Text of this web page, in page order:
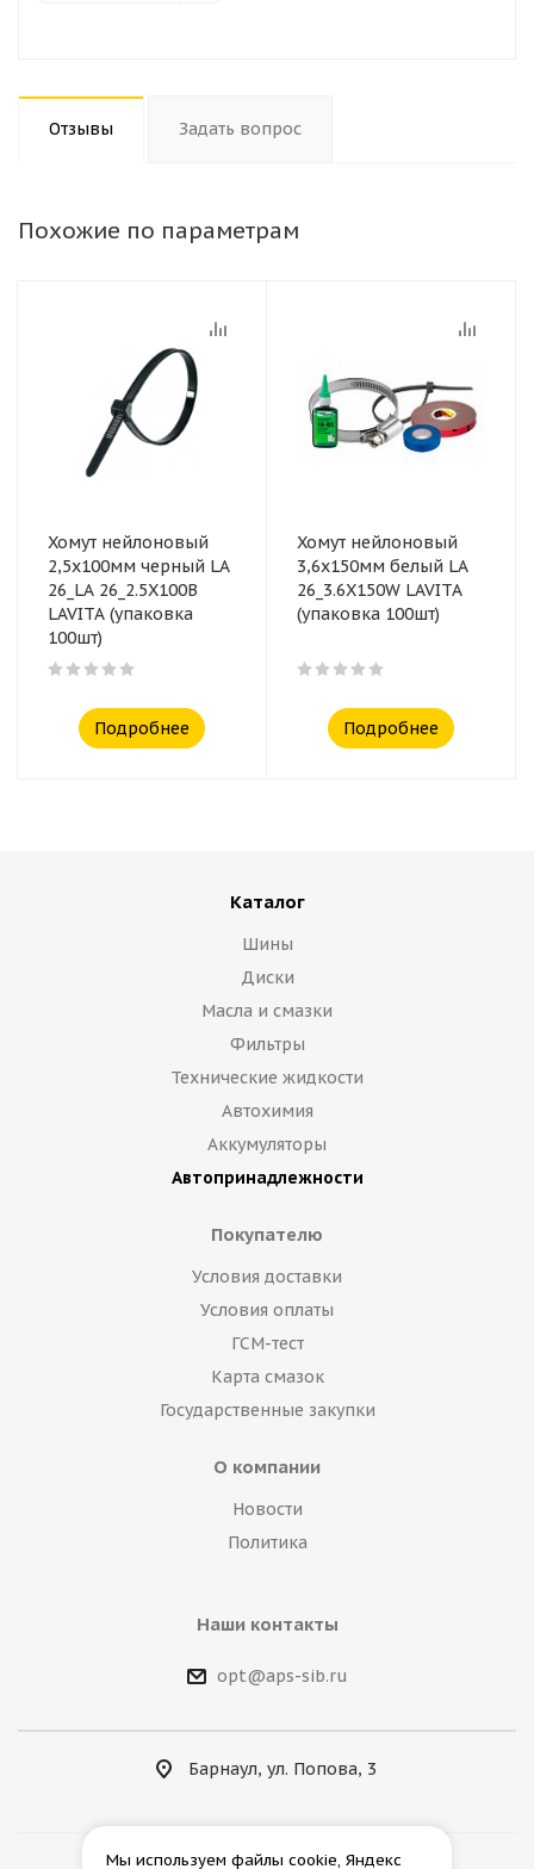
Отзывы Задать вопрос
Похожие по параметрам
Хомут нейлоновый
2,5x100мм черный LA
26_LA 26_2.5X100B
LAVITA (упаковка
100шт)
Подробнее
Хомут нейлоновый
3,6x150мм белый LA
26_3.6X150W LAVITA
(упаковка 100шт)
Подробнее
Каталог
Шины
Диски
Масла и смазки
Фильтры
Технические жидкости
Автохимия
Аккумуляторы
Автопринадлежности
Покупателю
Условия доставки
Условия оплаты
ГСМ-тест
Карта смазок
Государственные закупки
О компании
Новости
Политика
Наши контакты
opt@aps-sib.ru
Барнаул, ул. Попова, 3
Мы используем файлы cookie, Яндекс